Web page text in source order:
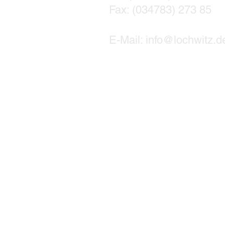
Fax: (034783) 273 85
E-Mail: